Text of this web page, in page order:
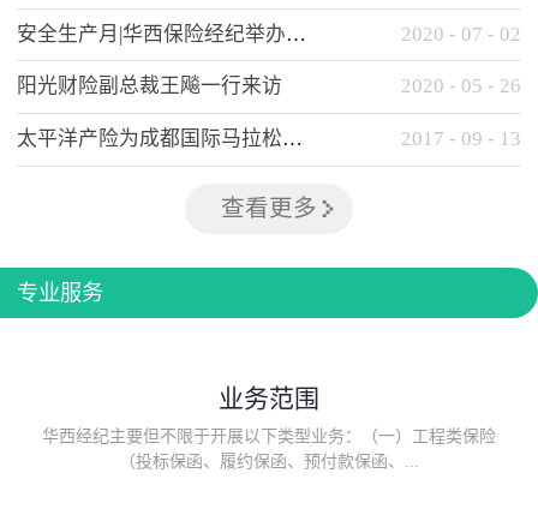
午，华西金控第一党支部举办了“学
党史、知党情、...
安全生产月|华西保险经纪举办应急消防安全知识培训 2020 - 07 - 02
阳光财险副总裁王飚一行来访 2020 - 05 - 26
太平洋产险为成都国际马拉松提供全方位保险保障 2017 - 09 - 13
查看更多
专业服务
业务范围
华西经纪主要但不限于开展以下类型业务：（一）工程类保险
（投标保函、履约保函、预付款保函、...